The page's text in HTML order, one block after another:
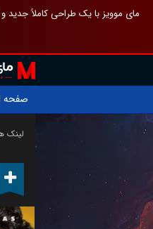
مای موویز با یک طراحی کاملاً
صفحه
لینک